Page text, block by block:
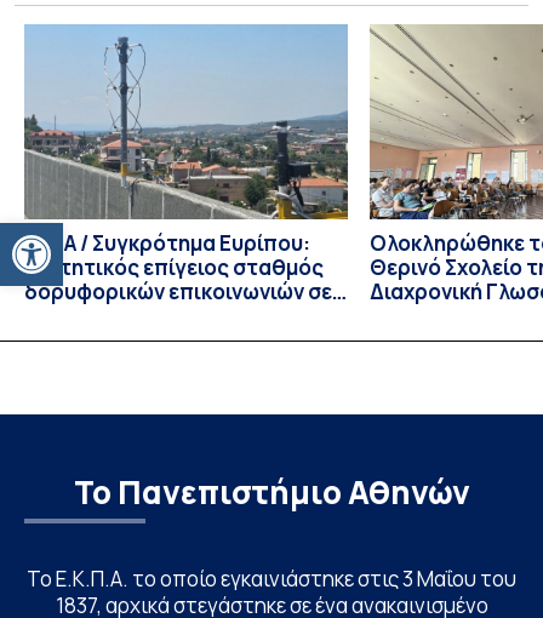
Ανοίξτε τη γραμμή εργαλείων
παράταση της προθεσμίας υποβολής εκδήλωσης
ενδιαφέροντος για την φοίτηση σε Προγράμματα Σπουδών,
Τμημάτων του Πανεπιστημίου μας στο Παράρτημα Κύπρου
για το ακαδημαϊκό έτος 2026-2027, έως τη Δευτέρα 31
Αυγούστου 2026. […]
ΕΚΠΑ / Συγκρότημα Ευρίπου:
Φοιτητικός επίγειος σταθμός
δορυφορικών επικοινωνιών σε
Ολοκληρώθηκε
Θερινό Σχολείο
Διαχρονική
Linguistics in
Το Πανεπιστήμιο Αθηνών
Το Ε.Κ.Π.Α. το οποίο εγκαινιάστηκε στις 3 Μαΐου του
1837, αρχικά στεγάστηκε σε ένα ανακαινισμένο